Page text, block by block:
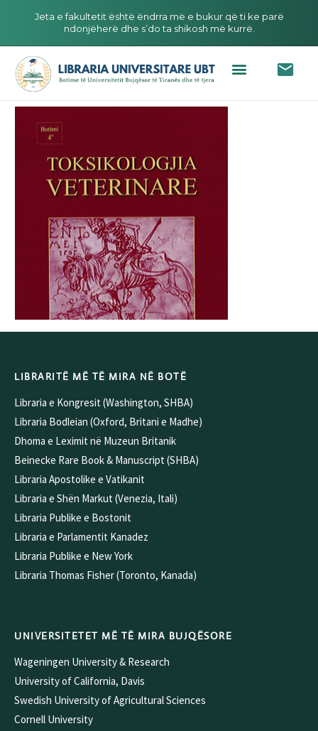
Jeta e fakultetit është ëndrra më e bukur që ti ke parë
ndonjëherë dhe s’do ta shikosh më kurrë.
LIBRARITË MË TË MIRA NË BOTË
Libraria e Kongresit (Washington, SHBA)
Libraria Bodleian (Oxford, Britani e Madhe)
Dhoma e Leximit në Muzeun Britanik
Beinecke Rare Book & Manuscript (SHBA)
Libraria Apostolike e Vatikanit
Libraria e Shën Markut (Venezia, Itali)
Libraria Publike e Bostonit
Libraria e Parlamentit Kanadez
Libraria Publike e New York
Libraria Thomas Fisher (Toronto, Kanada)
UNIVERSITETET MË TË MIRA BUJQËSORE
Wageningen University & Research
University of California, Davis
Swedish University of Agricultural Sciences
Cornell University